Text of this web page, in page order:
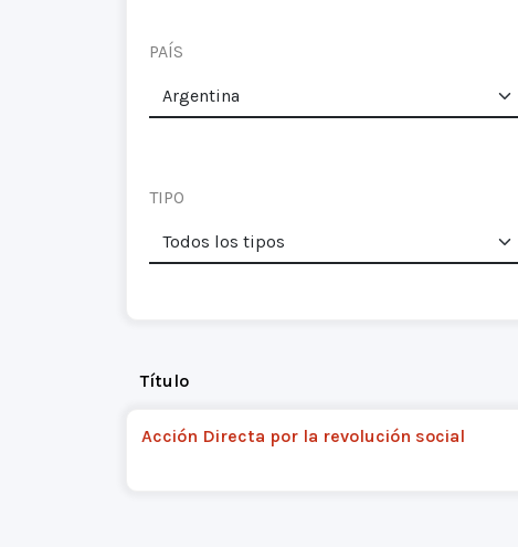
PAÍS
TIPO
Título
Acción Directa por la revolución social